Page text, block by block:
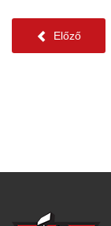
Előző